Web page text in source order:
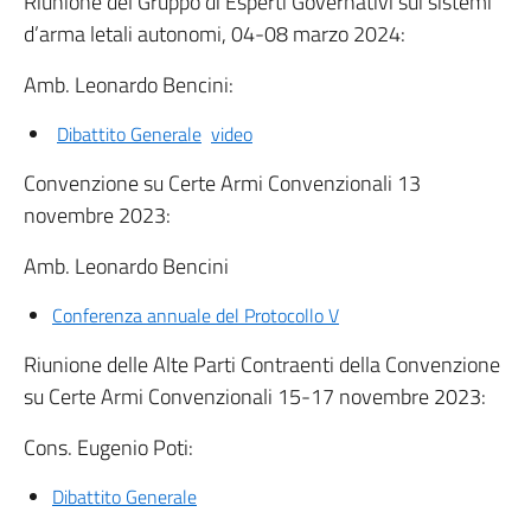
d’arma letali autonomi, 04-08 marzo 2024:
Amb. Leonardo Bencini:
Dibattito Generale video
Convenzione su Certe Armi Convenzionali 13
novembre 2023:
Amb. Leonardo Bencini
Conferenza annuale del Protocollo V
Riunione delle Alte Parti Contraenti della Convenzione
su Certe Armi Convenzionali 15-17 novembre 2023:
Cons. Eugenio Poti:
Dibattito Generale